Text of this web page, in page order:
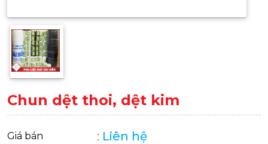
Chun dệt thoi, dệt kim
Giá bán : Liên hệ